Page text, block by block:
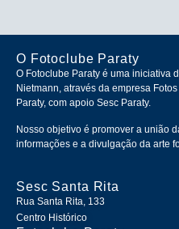
O Fotoclube Paraty
O Fotoclube Paraty é uma iniciativa
Nietmann, através da empresa
Paraty, com apoio Sesc Paraty.
Nosso objetivo é promover a união
informações e a divulgação da arte
Sesc Santa Rita
Rua Santa Rita, 133
Centro Histórico